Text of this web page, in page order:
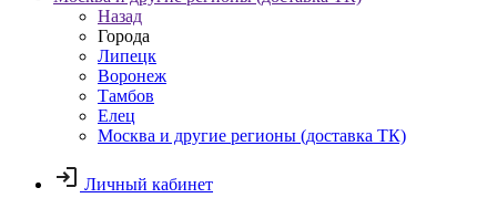
Назад
Города
Липецк
Воронеж
Тамбов
Елец
Москва и другие регионы (доставка ТК)
Личный кабинет